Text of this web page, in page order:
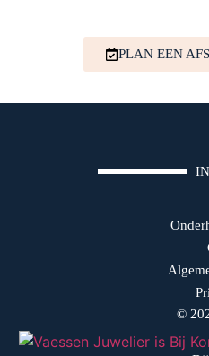
PLAN EEN
©